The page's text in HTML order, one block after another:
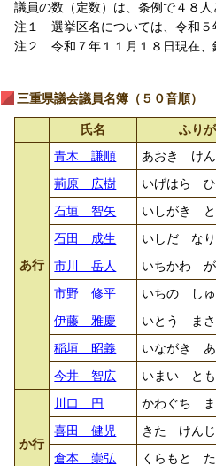
議員の数（定数）は、条例で４８人
注１ 選挙区名については、令和５
注２ 令和７年１１月１８日現在、
三重県議会議員名簿（５０音順）
氏名 ふり
あ行
青木 謙順 あおき けん
荊原 広樹
いげはら ひ
石垣 智矢
いしがき
石田 成生
いしだ な
市川 岳人
いちかわ が
市野 修平
いちの し
伊藤 雅慶
いとう まさ
稲垣 昭義
いながき あ
今井 智広
いまい とも
か行
川口 円 かわぐち
喜田 健児
きた けんじ
倉本 崇弘
くらもと た